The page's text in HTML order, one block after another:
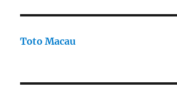
Toto Macau